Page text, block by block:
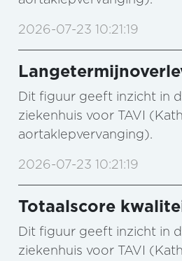
2026-07-23 10:21:19
Dit figuur geeft inzicht in
ziekenhuis voor TAVI
aortaklepvervanging).
2026-07-23 10:21:19
Totaalscore
Dit figuur geeft inzicht in
ziekenhuis voor TAVI